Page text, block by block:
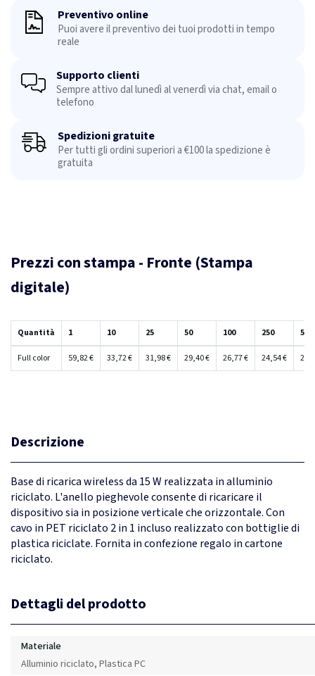
Preventivo online
Puoi avere il preventivo dei tuoi prodotti in tempo
reale
Supporto clienti
Sempre attivo dal lunedì al venerdì via chat, email o
telefono
Spedizioni gratuite
Per tutti gli ordini superiori a €100 la spedizione è
gratuita
Prezzi con stampa - Fronte (Stampa
digitale)
Quantità 1 10 25 50 100 250 500
Full color 59,82 € 33,72 € 31,98 € 29,40 € 26,77 € 24,54 €
Descrizione
Base di ricarica wireless da 15 W realizzata in alluminio
riciclato. L'anello pieghevole consente di ricaricare il
dispositivo sia in posizione verticale che orizzontale. Con
cavo in PET riciclato 2 in 1 incluso realizzato con bottiglie di
plastica riciclate. Fornita in confezione regalo in cartone
riciclato.
Dettagli del prodotto
Materiale
Alluminio riciclato, Plastica PC